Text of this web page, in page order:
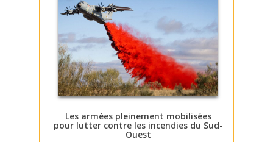
Les armées pleinement mobilisées
pour lutter contre les incendies du Sud-
Ouest